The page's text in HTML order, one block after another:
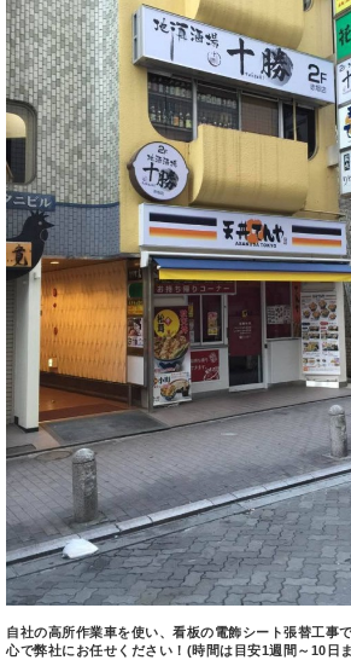
自社の高所作業車を使い、看板の電飾シート張替工事
心で弊社にお任せください！(時間は目安1週間～10日ま